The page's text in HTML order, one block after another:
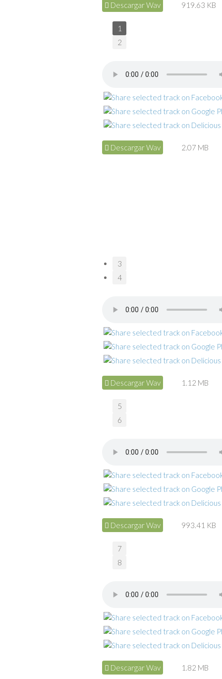
Descargar Wav 919.63 KB
Descargar Wav 2.07 MB
Descargar Wav 1.12 MB
Descargar Wav 993.41 KB
Descargar Wav 1.82 MB
1
2
3
4
5
6
7
8